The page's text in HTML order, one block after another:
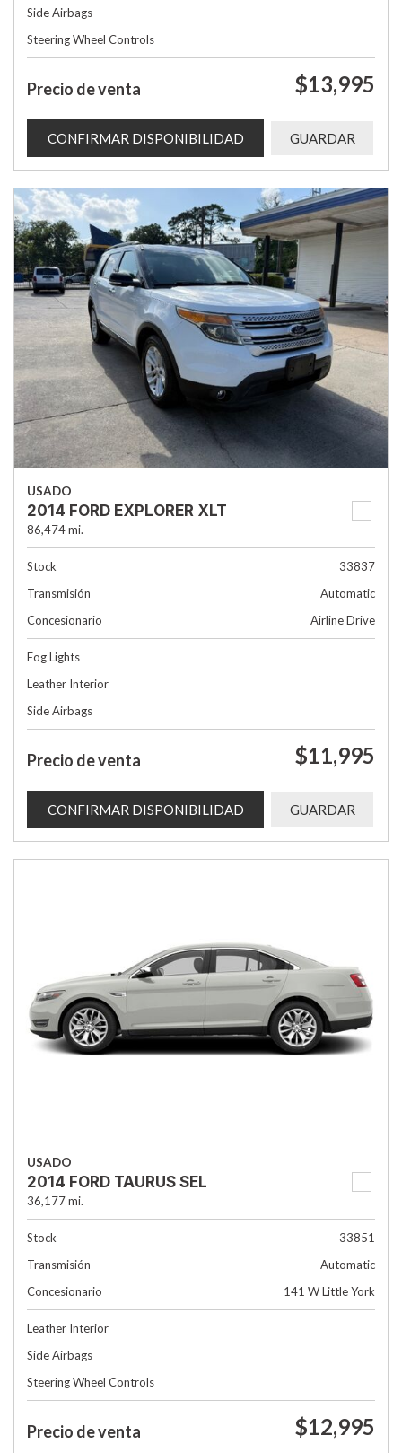
Side Airbags
Steering Wheel Controls
Precio de venta $13,995
CONFIRMAR DISPONIBILIDAD GUARDAR
USADO
2014 FORD EXPLORER XLT
86,474 mi.
Stock
33837
Transmisión
Automatic
Concesionario
Airline Drive
Fog Lights
Leather Interior
Side Airbags
Precio de venta $11,995
CONFIRMAR DISPONIBILIDAD GUARDAR
USADO
2014 FORD TAURUS SEL
36,177 mi.
Stock
33851
Transmisión
Automatic
Concesionario
141 W Little York
Leather Interior
Side Airbags
Steering Wheel Controls
Precio de venta $12,995